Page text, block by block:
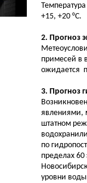
+15, +20 °С.
2. Прогноз
примесей в
ожидается
3. Прогноз
явлениями,
штатном
по
пределах
уровни воды